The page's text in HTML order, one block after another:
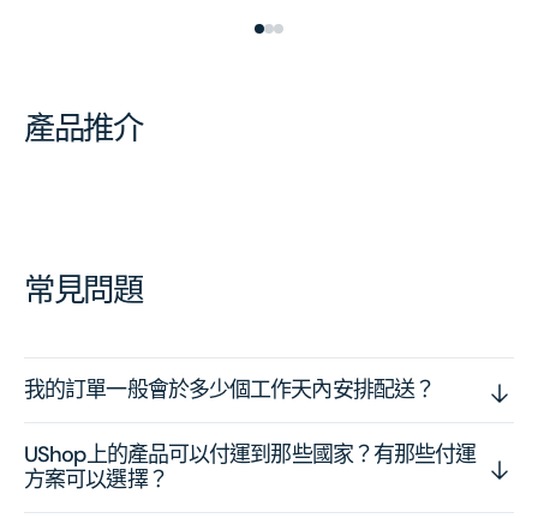
產品推介
常見問題
我的訂單一般會於多少個工作天內安排配送？
UShop上的產品可以付運到那些國家？有那些付運
方案可以選擇？